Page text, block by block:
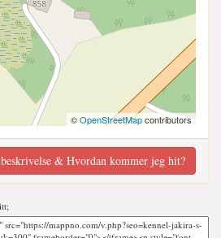
©OpenStreetMapcontributors
& Hvordan kommer jeg hit?